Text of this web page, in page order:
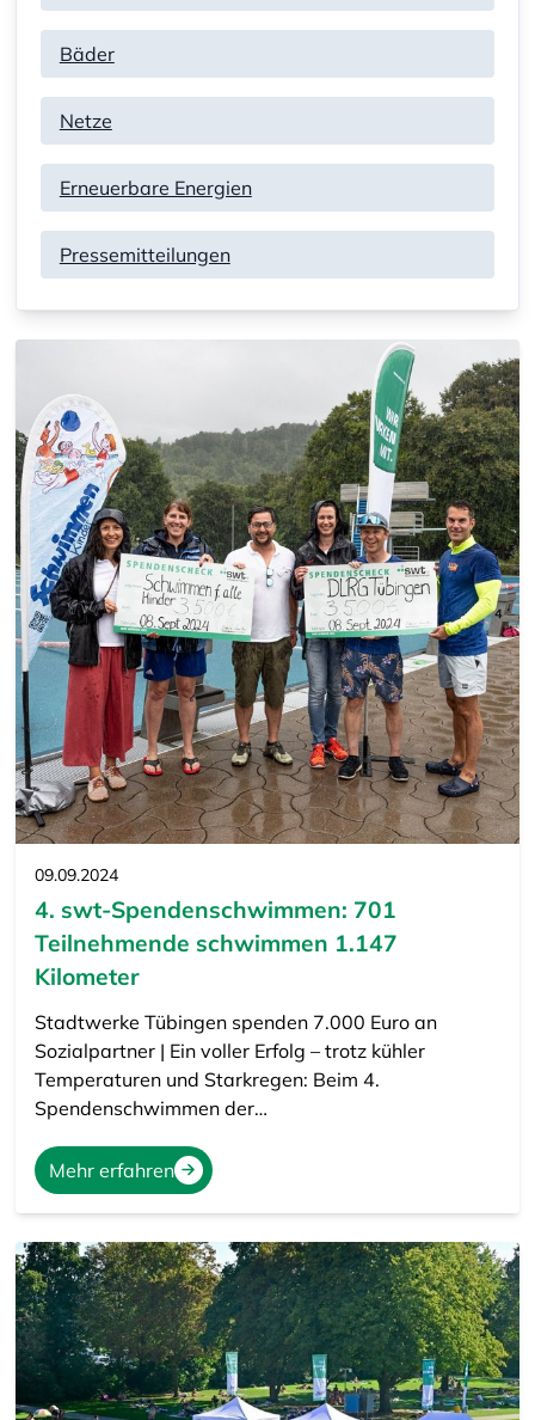
Bäder
Netze
Erneuerbare Energien
Pressemitteilungen
09.09.2024
4. swt-Spendenschwimmen: 701
Teilnehmende schwimmen 1.147
Kilometer
Stadtwerke Tübingen spenden 7.000 Euro an
Sozialpartner | Ein voller Erfolg – trotz kühler
Temperaturen und Starkregen: Beim 4.
Spendenschwimmen der…
Mehr erfahren